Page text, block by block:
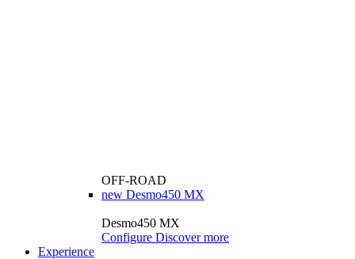
OFF-ROAD
new Desmo450 MX
Desmo450 MX
Configure Discover more
Experience